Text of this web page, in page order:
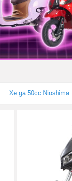
Xe ga 50cc Nioshima